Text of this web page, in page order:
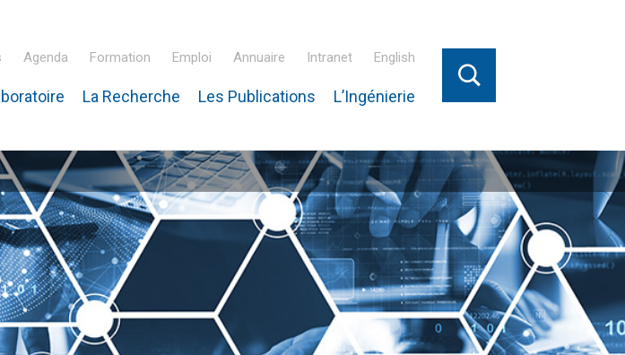
– IPHC
Agenda Formation Emploi Annuaire Intranet English
La Recherche Les Publications L’Ingénierie